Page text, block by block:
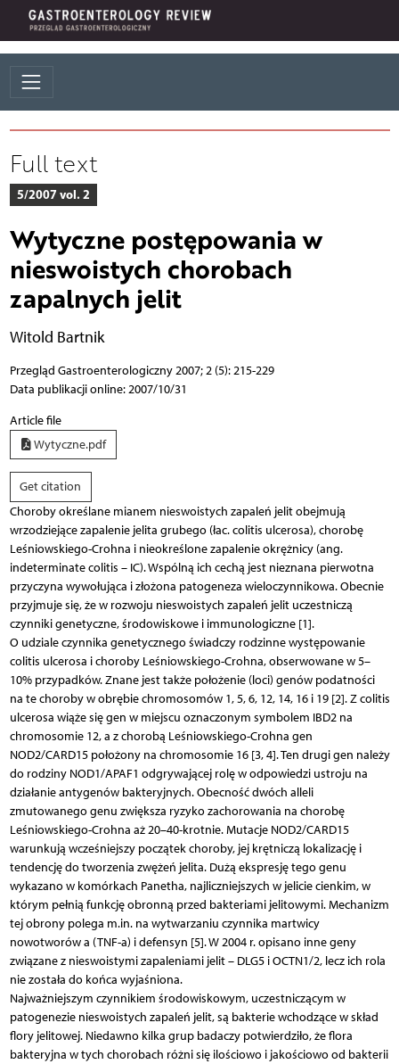
Full text
5/2007 vol. 2
Wytyczne postępowania w
nieswoistych chorobach
zapalnych jelit
Witold Bartnik
Przegląd Gastroenterologiczny 2007; 2 (5): 215-229
Data publikacji online: 2007/10/31
Article file
Wytyczne.pdf
Get citation
Choroby określane mianem nieswoistych zapaleń jelit obejmują
wrzodziejące zapalenie jelita grubego (łac. colitis ulcerosa), chorobę
Leśniowskiego-Crohna i nieokreślone zapalenie okrężnicy (ang.
indeterminate colitis – IC). Wspólną ich cechą jest nieznana pierwotna
przyczyna wywołująca i złożona patogeneza wieloczynnikowa. Obecnie
przyjmuje się, że w rozwoju nieswoistych zapaleń jelit uczestniczą
czynniki genetyczne, środowiskowe i immunologiczne [1].
O udziale czynnika genetycznego świadczy rodzinne występowanie
colitis ulcerosa i choroby Leśniowskiego-Crohna, obserwowane w 5–
10% przypadków. Znane jest także położenie (loci) genów podatności
na te choroby w obrębie chromosomów 1, 5, 6, 12, 14, 16 i 19 [2]. Z colitis
ulcerosa wiąże się gen w miejscu oznaczonym symbolem IBD2 na
chromosomie 12, a z chorobą Leśniowskiego-Crohna gen
NOD2/CARD15 położony na chromosomie 16 [3, 4]. Ten drugi gen należy
do rodziny NOD1/APAF1 odgrywającej rolę w odpowiedzi ustroju na
działanie antygenów bakteryjnych. Obecność dwóch alleli
zmutowanego genu zwiększa ryzyko zachorowania na chorobę
Leśniowskiego-Crohna aż 20–40-krotnie. Mutacje NOD2/CARD15
warunkują wcześniejszy początek choroby, jej krętniczą lokalizację i
tendencję do tworzenia zwężeń jelita. Dużą ekspresję tego genu
wykazano w komórkach Panetha, najliczniejszych w jelicie cienkim, w
którym pełnią funkcję obronną przed bakteriami jelitowymi. Mechanizm
tej obrony polega m.in. na wytwarzaniu czynnika martwicy
nowotworów a (TNF-a) i defensyn [5]. W 2004 r. opisano inne geny
związane z nieswoistymi zapaleniami jelit – DLG5 i OCTN1/2, lecz ich rola
nie została do końca wyjaśniona.
Najważniejszym czynnikiem środowiskowym, uczestniczącym w
patogenezie nieswoistych zapaleń jelit, są bakterie wchodzące w skład
flory jelitowej. Niedawno kilka grup badaczy potwierdziło, że flora
bakteryjna w tych chorobach różni się ilościowo i jakościowo od bakterii